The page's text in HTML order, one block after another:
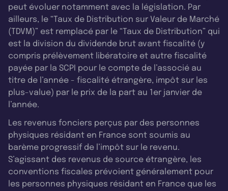
peut évoluer notamment avec la législation. Par
ailleurs, le “Taux de Distribution sur Valeur de Marché
(TDVM)” est remplacé par le “Taux de Distribution” qui
est la division du dividende brut avant fiscalité (y
compris prélèvement libératoire et autre fiscalité
payée par la SCPI pour le compte de l’associé au
titre de l’année - fiscalité étrangère, impôt sur les
plus-value) par le prix de la part au 1er janvier de
l’année.
Les revenus fonciers perçus par des personnes
physiques résidant en France sont soumis au
barème progressif de l’impôt sur le revenu.
S’agissant des revenus de source étrangère, les
conventions fiscales prévoient généralement pour
les personnes physiques résidant en France que les